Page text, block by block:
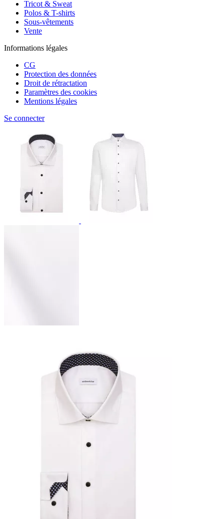
Tricot & Sweat
Polos & T-shirts
Sous-vêtements
Vente
Informations légales
CG
Protection des données
Droit de rétractation
Paramètres des cookies
Mentions légales
Se connecter